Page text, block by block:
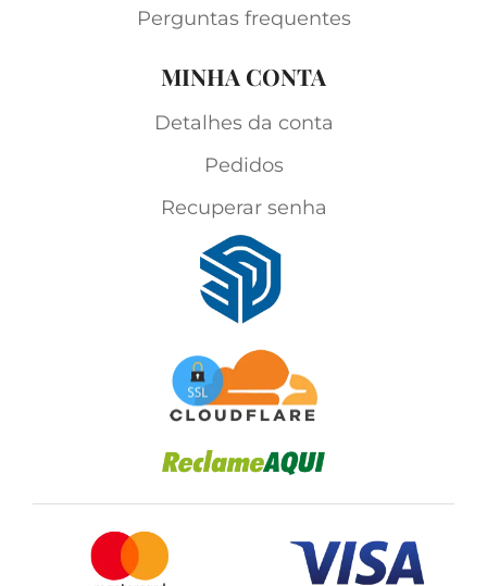
Perguntas frequentes
MINHA CONTA
Detalhes da conta
Pedidos
Recuperar senha